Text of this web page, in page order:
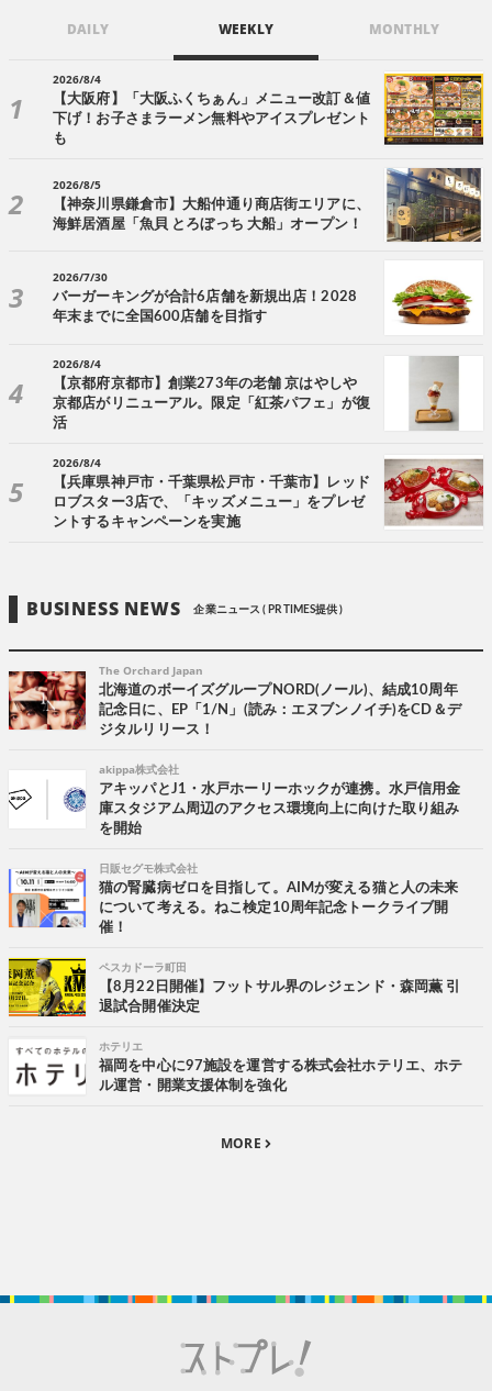
DAILY WEEKLY MONTHLY
2026/8/4
【大阪府】「大阪ふくちぁん」メニュー改訂＆値
下げ！お子さまラーメン無料やアイスプレゼント
も
2026/8/5
【神奈川県鎌倉市】大船仲通り商店街エリアに、
海鮮居酒屋「魚貝 とろぼっち 大船」オープン！
2026/7/30
バーガーキングが合計6店舗を新規出店！2028
年末までに全国600店舗を目指す
2026/8/4
【京都府京都市】創業273年の老舗 京はやしや
京都店がリニューアル。限定「紅茶パフェ」が復
活
2026/8/4
【兵庫県神戸市・千葉県松戸市・千葉市】レッド
ロブスター3店で、「キッズメニュー」をプレゼ
ントするキャンペーンを実施
BUSINESS NEWS 企業ニュース ( PR TIMES提供 )
The Orchard Japan
北海道のボーイズグループNORD(ノール)、結成10周年
記念日に、EP「1/N」(読み：エヌブンノイチ)をCD＆デ
ジタルリリース！
akippa株式会社
アキッパとJ1・水戸ホーリーホックが連携。水戸信用金
庫スタジアム周辺のアクセス環境向上に向けた取り組み
を開始
日販セグモ株式会社
猫の腎臓病ゼロを目指して。AIMが変える猫と人の未来
について考える。ねこ検定10周年記念トークライブ開
催！
ペスカドーラ町田
【8月22日開催】フットサル界のレジェンド・森岡薫 引
退試合開催決定
ホテリエ
福岡を中心に97施設を運営する株式会社ホテリエ、ホテ
ル運営・開業支援体制を強化
MORE